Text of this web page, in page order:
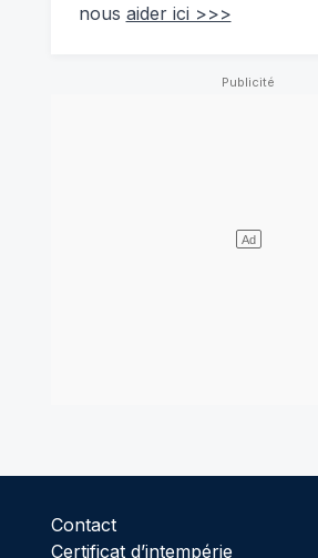
nous aider ici >>>
Contact
Certificat d’intempérie